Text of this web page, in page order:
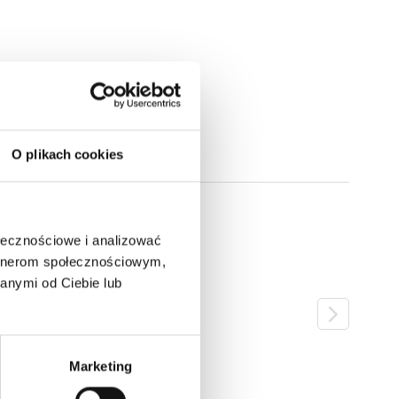
O plikach cookies
i analizować
społecznościowym,
od Ciebie lub
Marketing